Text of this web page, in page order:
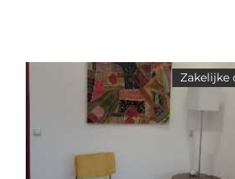
Zakelijke